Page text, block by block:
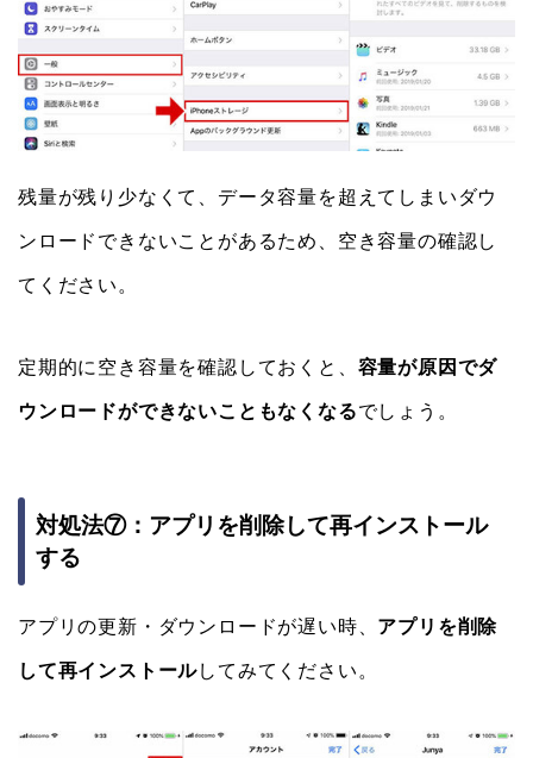
残量が残り少なくて、データ容量を超えてしまいダウ
ンロードできないことがあるため、空き容量の確認し
てください。
定期的に空き容量を確認しておくと、 容量が原因でダ
ウンロードができないこともなくなるでしょう。
対処法⑦：アプリを削除して再インストール
する
アプリの更新・ダウンロードが遅い時、 アプリを削除
して再インストールしてみてください。